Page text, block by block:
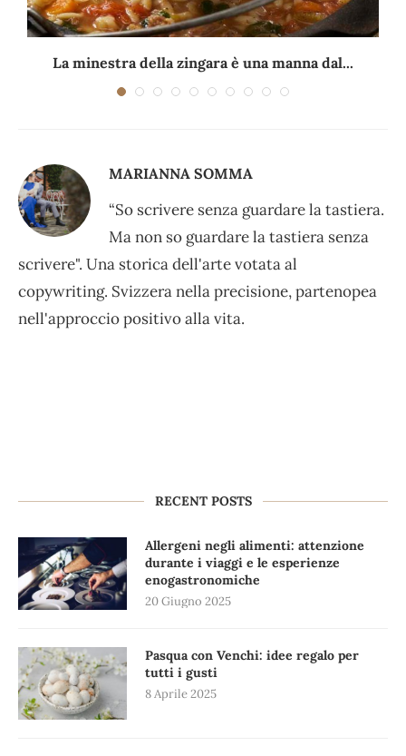
La minestra della zingara è una manna dal...
MARIANNA SOMMA
“So scrivere senza guardare la tastiera.
Ma non so guardare la tastiera senza
scrivere". Una storica dell'arte votata al
copywriting. Svizzera nella precisione, partenopea
nell'approccio positivo alla vita.
RECENT POSTS
Allergeni negli alimenti: attenzione
durante i viaggi e le esperienze
enogastronomiche
20 Giugno 2025
Pasqua con Venchi: idee regalo per
tutti i gusti
8 Aprile 2025